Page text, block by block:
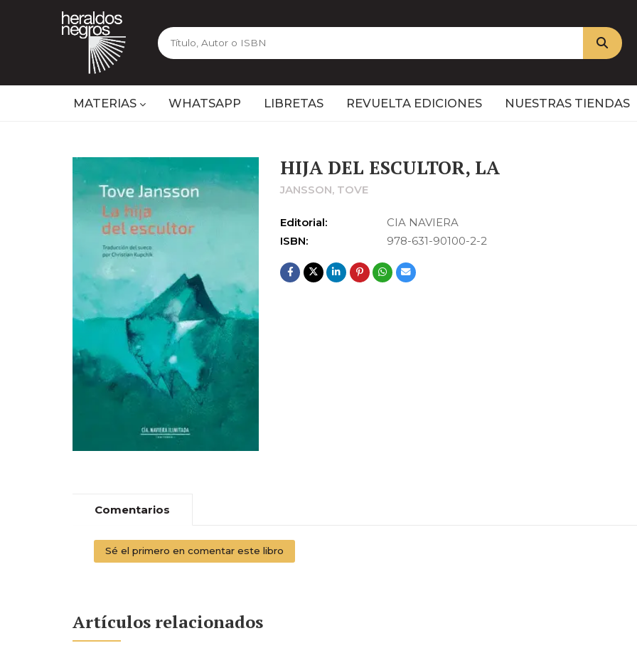
MATERIAS WHATSAPP LIBRETAS REVUELTA EDICIONES NUESTRAS TIENDAS
HIJA DEL ESCULTOR, LA
JANSSON, TOVE
Editorial:
CIA NAVIERA
ISBN:
978-631-90100-2-2
Comentarios
Sé el primero en comentar este libro
Artículos relacionados